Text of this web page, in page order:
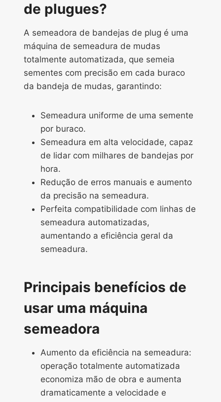
de plugues?
A semeadora de bandejas de plug é uma
máquina de semeadura de mudas
totalmente automatizada, que semeia
sementes com precisão em cada buraco
da bandeja de mudas, garantindo:
Semeadura uniforme de uma semente
por buraco.
Semeadura em alta velocidade, capaz
de lidar com milhares de bandejas por
hora.
Redução de erros manuais e aumento
da precisão na semeadura.
Perfeita compatibilidade com linhas de
semeadura automatizadas,
aumentando a eficiência geral da
semeadura.
Principais benefícios de
usar uma máquina
semeadora
Aumento da eficiência na semeadura:
operação totalmente automatizada
economiza mão de obra e aumenta
dramaticamente a velocidade e